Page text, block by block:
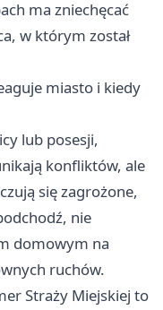
ma zniechęcać
w którym został
miasto i kiedy
lub posesji,
konfliktów, ale
się zagrożone,
nie
domowym na
ruchów.
Straży Miejskiej to